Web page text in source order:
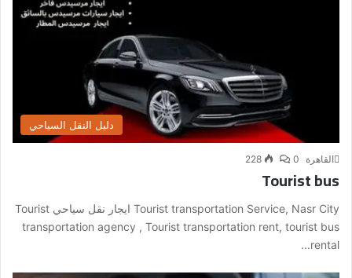
دليل النقل السياحي
القاهرة 0
228
Tourist bus
Tourist transportation Service, Nasr City ايجار نقل سياحي Tourist
transportation agency , Tourist transportation rent, tourist bus
rental...